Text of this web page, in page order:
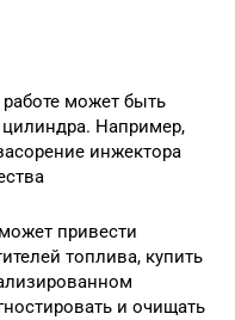
может быть
Например,
инжектора
привести
топлива, купить
и очищать